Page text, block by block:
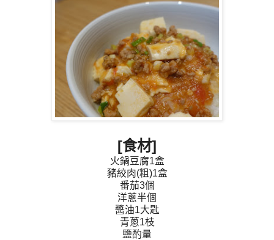
[食材]
火鍋豆腐1盒
豬絞肉(粗)1盒
番茄3個
洋蔥半個
醬油1大匙
青蔥1枝
鹽酌量